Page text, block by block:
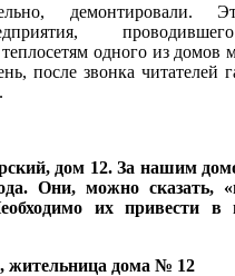
демонтировали.
одного из домов
после звонка читателей
дом 12. За нашим
Они, можно сказать,
их привести в
жительница дома № 12